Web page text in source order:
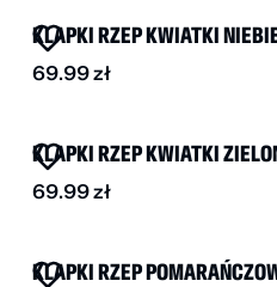
KLAPKI RZEP KWIATKI
69.99zł
KLAPKI RZEP KWIATKI
69.99zł
KLAPKI RZEP